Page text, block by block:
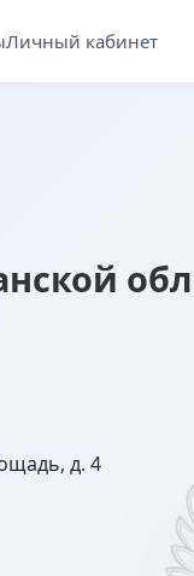
Личный кабинет
д. 4